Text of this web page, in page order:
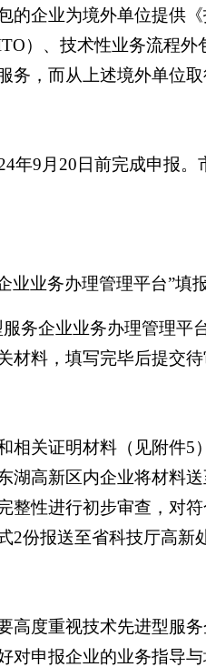
的企业为境外单位提供
）、技术性业务流程
务，而从上述境外单位
年9月20日前完成申报
业业务办理管理平台”填
务企业业务办理管理
材料，填写完毕后提交
相关证明材料（见附件
湖高新区内企业将材料
整性进行初步审查，对
2份报送至省科技厅高新
高度重视技术先进型服
对申报企业的业务指导